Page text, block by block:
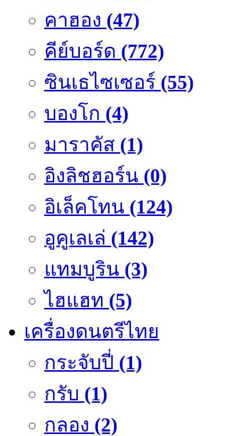
คาฮอง (47)
คีย์บอร์ด (772)
ซินเธไซเซอร์ (55)
บองโก (4)
มาราคัส (1)
อิงลิชฮอร์น (0)
อิเล็คโทน (124)
อูคูเลเล่ (142)
แทมบูริน (3)
ไฮแฮท (5)
เครื่องดนตรีไทย
กระจับปี่ (1)
กรับ (1)
กลอง (2)